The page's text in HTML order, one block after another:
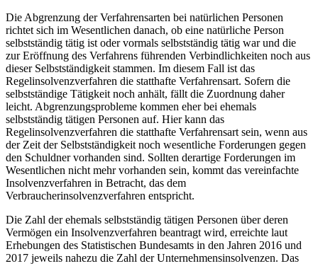
Die Abgrenzung der Verfahrensarten bei natürlichen Personen
richtet sich im Wesentlichen danach, ob eine natürliche Person
selbstständig tätig ist oder vormals selbstständig tätig war und die
zur Eröffnung des Verfahrens führenden Verbindlichkeiten noch aus
dieser Selbstständigkeit stammen. Im diesem Fall ist das
Regelinsolvenzverfahren die statthafte Verfahrensart. Sofern die
selbstständige Tätigkeit noch anhält, fällt die Zuordnung daher
leicht. Abgrenzungsprobleme kommen eher bei ehemals
selbstständig tätigen Personen auf. Hier kann das
Regelinsolvenzverfahren die statthafte Verfahrensart sein, wenn aus
der Zeit der Selbstständigkeit noch wesentliche Forderungen gegen
den Schuldner vorhanden sind. Sollten derartige Forderungen im
Wesentlichen nicht mehr vorhanden sein, kommt das vereinfachte
Insolvenzverfahren in Betracht, das dem
Verbraucherinsolvenzverfahren entspricht.
Die Zahl der ehemals selbstständig tätigen Personen über deren
Vermögen ein Insolvenzverfahren beantragt wird, erreichte laut
Erhebungen des Statistischen Bundesamts in den Jahren 2016 und
2017 jeweils nahezu die Zahl der Unternehmensinsolvenzen. Das